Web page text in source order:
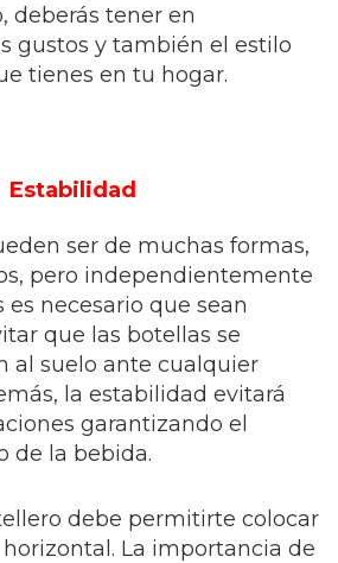
deberás tener en
gustos y también el estilo
tienes en tu hogar.
Estabilidad
ser de muchas formas,
pero independientemente
es necesario que sean
que las botellas se
al suelo ante cualquier
la estabilidad evitará
garantizando el
de la bebida.
debe permitirte colocar
La importancia de